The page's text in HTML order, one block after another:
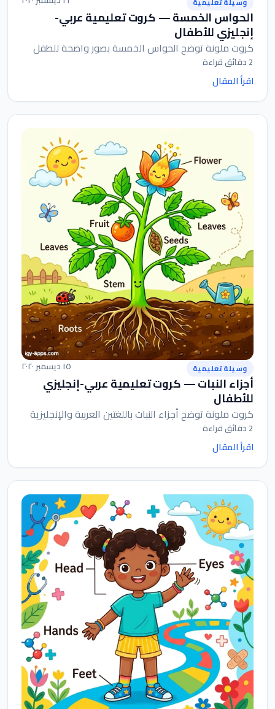
الحواس الخمسة — كروت تعليمية عربي-
إنجليزي للأطفال
كروت ملونة توضح الحواس الخمسة بصور واضحة للطفل
2 دقائق قراءة
اقرأ المقال
وسيلة تعليمية ١٥ ديسمبر ٢٠٢٠
أجزاء النبات — كروت تعليمية عربي-إنجليزي
للأطفال
كروت ملونة توضح أجزاء النبات باللغتين العربية والإنجليزية
2 دقائق قراءة
اقرأ المقال